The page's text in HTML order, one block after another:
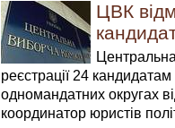
ЦВК
реєстрації 24
одномандатних округах
координатор юристів